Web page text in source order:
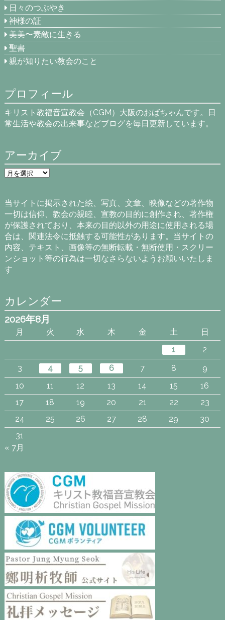
日々のつぶやき
神様の証
美美〜素敵に生きる
聖書
親が知りたい教会のこと
プロフィール
キリスト教福音宣教会（CGM）大阪のおばちゃんです。日
常生活や教会の出来事などブログを毎日更新しています。
アーカイブ
ア
ー
ブ
当サイトに掲示された絵、写真、文章、映像などの著作物
一切は信仰、教会の親睦、宣教の目的に創作され、著作権
が保護されており、本来の目的以外の用途に使用される場
合は、関連法令に抵触する可能性があります。当サイトの
内容、テキスト、画像等の無断転載・無断使用・スクリー
ンショット等の行為は一切なさらないようお願いいたしま
す
カレンダー
2026年8月
月 火 水 木 金 土
日
1
2
3
4 5 6 7 8
9
10
11 12 13 14 15
16
17
18 19 20 21 22
23
24
25 26 27 28 29
30
31
« 7月